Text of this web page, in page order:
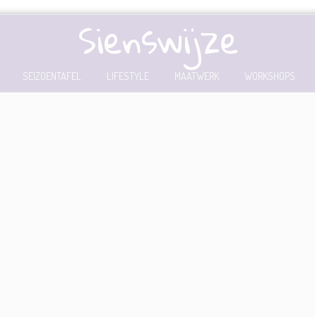
Sienswijze
SEIZOENTAFEL LIFESTYLE MAATWERK WORKSHOPS